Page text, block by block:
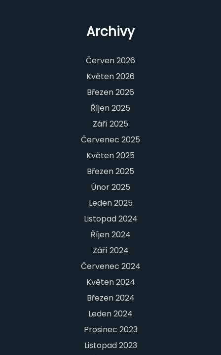
Archivy
Červen 2026
Květen 2026
Březen 2026
Říjen 2025
Září 2025
Červenec 2025
Květen 2025
Březen 2025
Únor 2025
Leden 2025
Listopad 2024
Říjen 2024
Září 2024
Červenec 2024
Květen 2024
Březen 2024
Leden 2024
Prosinec 2023
Listopad 2023